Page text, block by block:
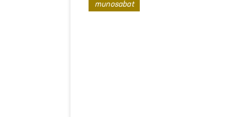
N.Davranova Toshkent
munosabat